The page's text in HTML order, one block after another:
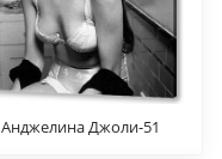
Анджелина Джоли-51